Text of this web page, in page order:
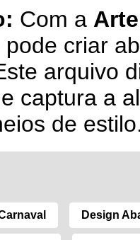
Com a
pode criar
arquivo
captura a
de
Design